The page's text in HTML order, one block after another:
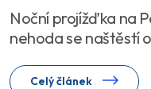
Noční projížďka na
nehoda se naštěstí
Celý článek